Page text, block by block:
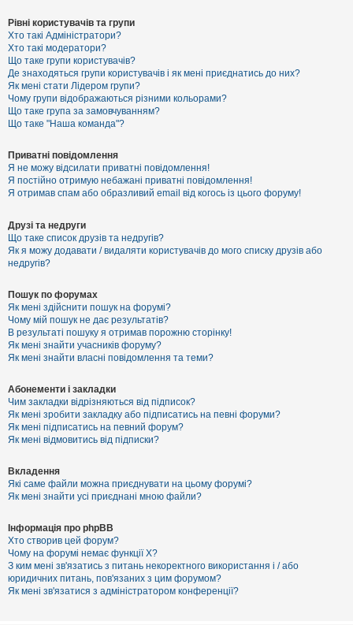
о
г
а
Рівні користувачів та групи
Хто такі Адміністратори?
Хто такі модератори?
Що таке групи користувачів?
Де знаходяться групи користувачів і як мені приєднатись до них?
Як мені стати Лідером групи?
Чому групи відображаються різними кольорами?
Що таке група за замовчуванням?
Що таке "Наша команда"?
Приватні повідомлення
Я не можу відсилати приватні повідомлення!
Я постійно отримую небажані приватні повідомлення!
Я отримав спам або образливий email від когось із цього форуму!
Друзі та недруги
Що таке список друзів та недругів?
Як я можу додавати / видаляти користувачів до мого списку друзів або
недругів?
Пошук по форумах
Як мені здійснити пошук на форумі?
Чому мій пошук не дає результатів?
В результаті пошуку я отримав порожню сторінку!
Як мені знайти учасників форуму?
Як мені знайти власні повідомлення та теми?
Абонементи і закладки
Чим закладки відрізняються від підписок?
Як мені зробити закладку або підписатись на певні форуми?
Як мені підписатись на певний форум?
Як мені відмовитись від підписки?
Вкладення
Які саме файли можна приєднувати на цьому форумі?
Як мені знайти усі приєднані мною файли?
Інформація про phpBB
Хто створив цей форум?
Чому на форумі немає функції X?
З ким мені зв'язатись з питань некоректного використання і / або
юридичних питань, пов'язаних з цим форумом?
Як мені зв'язатися з адміністратором конференції?